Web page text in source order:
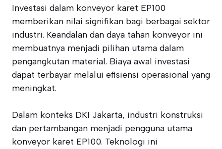
Investasi dalam konveyor karet EP100
memberikan nilai signifikan bagi berbagai sektor
industri. Keandalan dan daya tahan konveyor ini
membuatnya menjadi pilihan utama dalam
pengangkutan material. Biaya awal investasi
dapat terbayar melalui efisiensi operasional yang
meningkat.
Dalam konteks DKI Jakarta, industri konstruksi
dan pertambangan menjadi pengguna utama
konveyor karet EP100. Teknologi ini